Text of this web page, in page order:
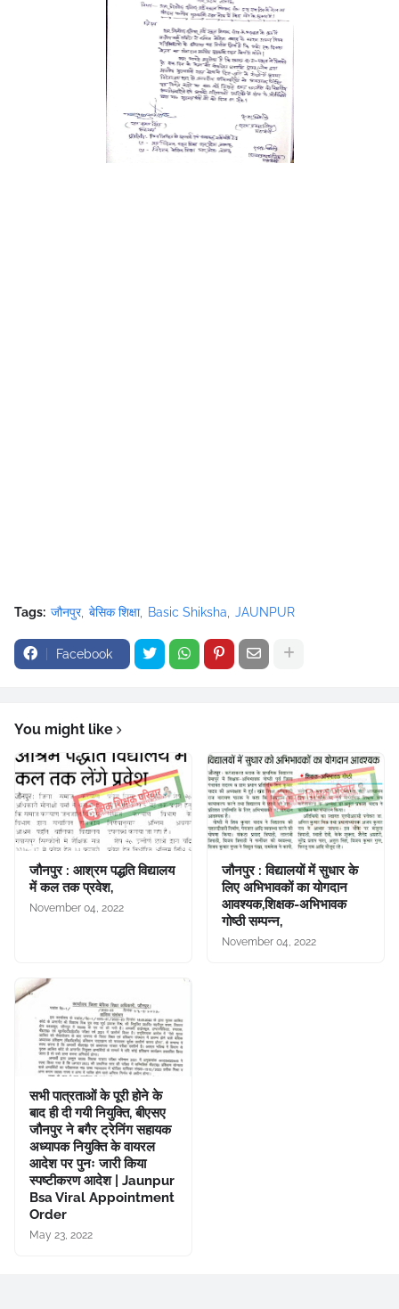
Tags: जौनपुर बेसिक शिक्षा Basic Shiksha JAUNPUR
Facebook
You might like
जौनपुर : आश्रम पद्धति विद्यालय
में कल तक प्रवेश,
November 04, 2022
जौनपुर : विद्यालयों में सुधार के
लिए अभिभावकों का योगदान
आवश्यक,शिक्षक-अभिभावक
गोष्ठी सम्पन्न,
November 04, 2022
सभी पात्रताओं के पूरी होने के
बाद ही दी गयी नियुक्ति, बीएसए
जौनपुर ने बगैर ट्रेनिंग सहायक
अध्यापक नियुक्ति के वायरल
आदेश पर पुनः जारी किया
स्पष्टीकरण आदेश | Jaunpur
Bsa Viral Appointment
Order
May 23, 2022